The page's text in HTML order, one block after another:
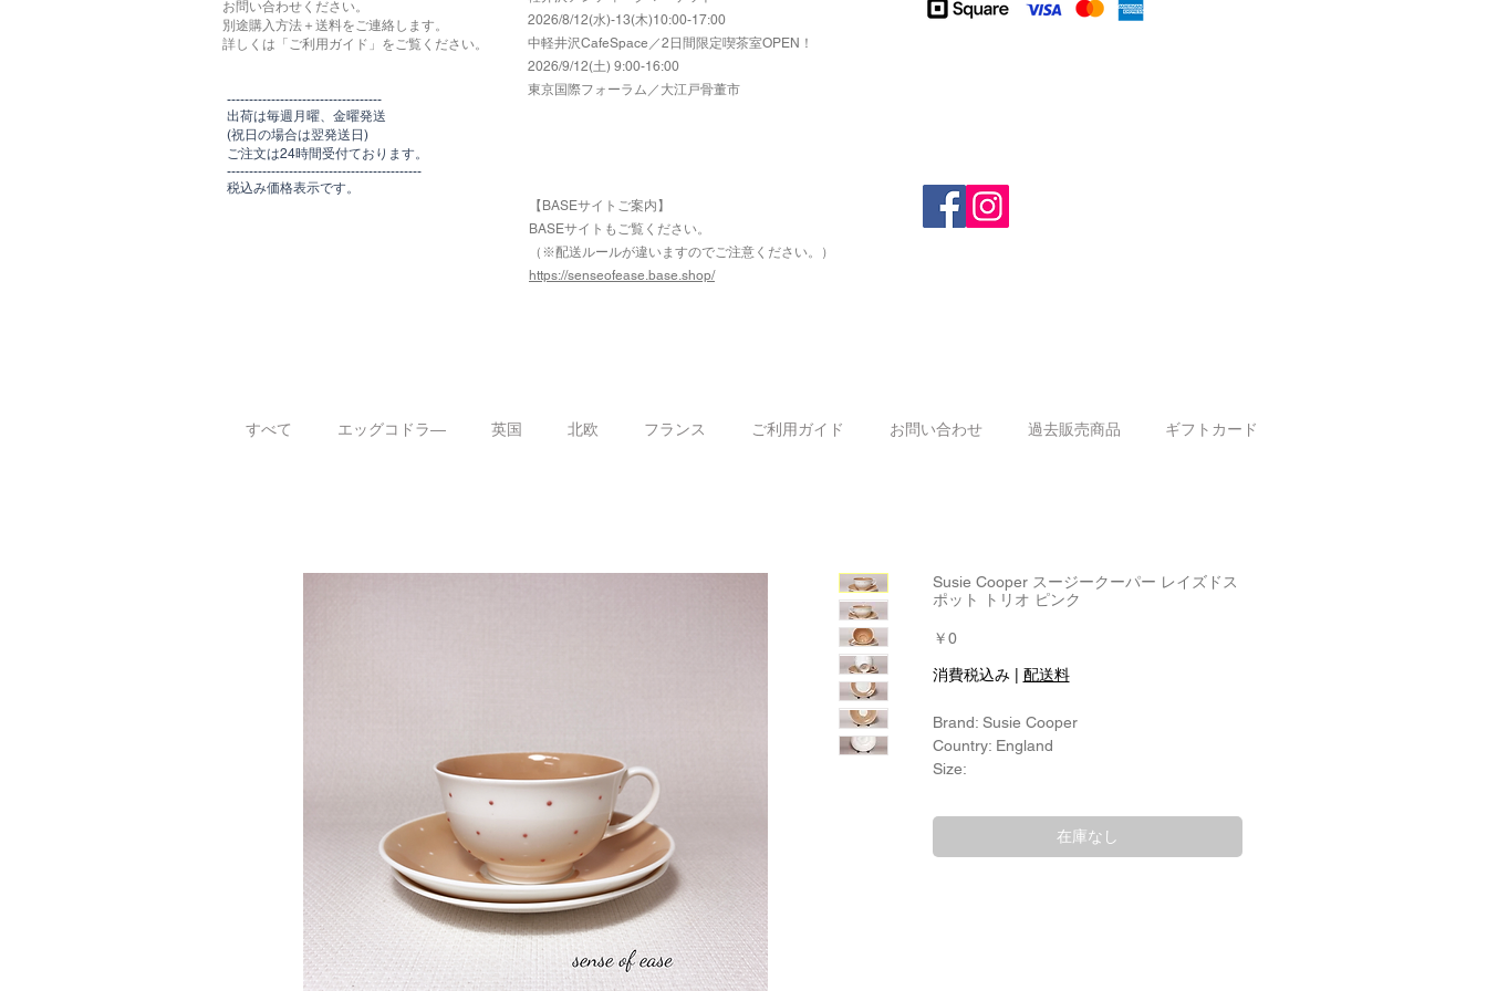
お問い合わせください。
別途購入方法＋送料をご連絡します。
​​詳しくは「ご利用ガイド」をご覧ください。
​-----------------------------------
出荷は毎週月曜、金曜発送
(祝日の場合は翌発送日)
ご注文は24時間受付ております​。
-------------------------------​-------​------
​税込み価格表示です。
2026/8/12(水)-13(木)10:00-17:00
​中軽井沢CafeSpace／2日間限定喫茶室OPEN！
2026/9/12(土) 9:00-16:00
東京国際フォーラム／大江戸骨董市
【BASEサイトご案内】
​BASEサイトもご覧ください。
（※配送ルールが違いますのでご注意ください。）
https://senseofease.base.shop/​
すべて エッグコドラ― 英国 北欧 フランス ご利用ガイド お問い合わせ 過去販売商品 ギフトカード
Susie Cooper スージークーパー レイズドス
ポット トリオ ピンク
￥0価
格
消費税込み| 配送料
Brand: Susie Cooper
Country: England
Size:
高さ：約6cm
ソーサ：約14.7cm
プレート：約14cm
在庫なし